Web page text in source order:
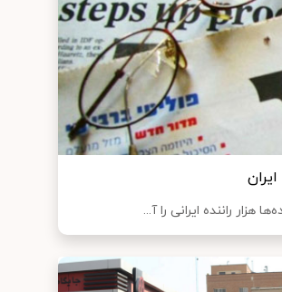
راننده ایرانی را آ...